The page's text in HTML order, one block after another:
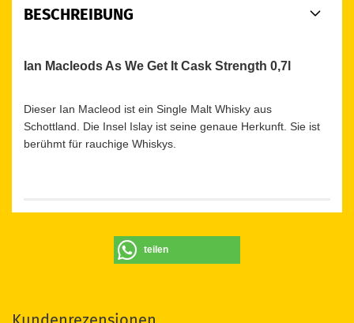
BESCHREIBUNG
Ian Macleods As We Get It Cask Strength 0,7l
Dieser Ian Macleod ist ein Single Malt Whisky aus
Schottland. Die Insel Islay ist seine genaue Herkunft. Sie ist
berühmt für rauchige Whiskys.
teilen